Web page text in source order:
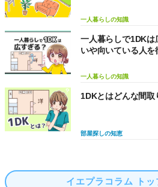
一人暮らしの知識
一人暮らしの知識
一人暮らしで1DKは
いや向いている人を
部屋探しの知恵
1DKとはどんな間
イエプラコラム ト